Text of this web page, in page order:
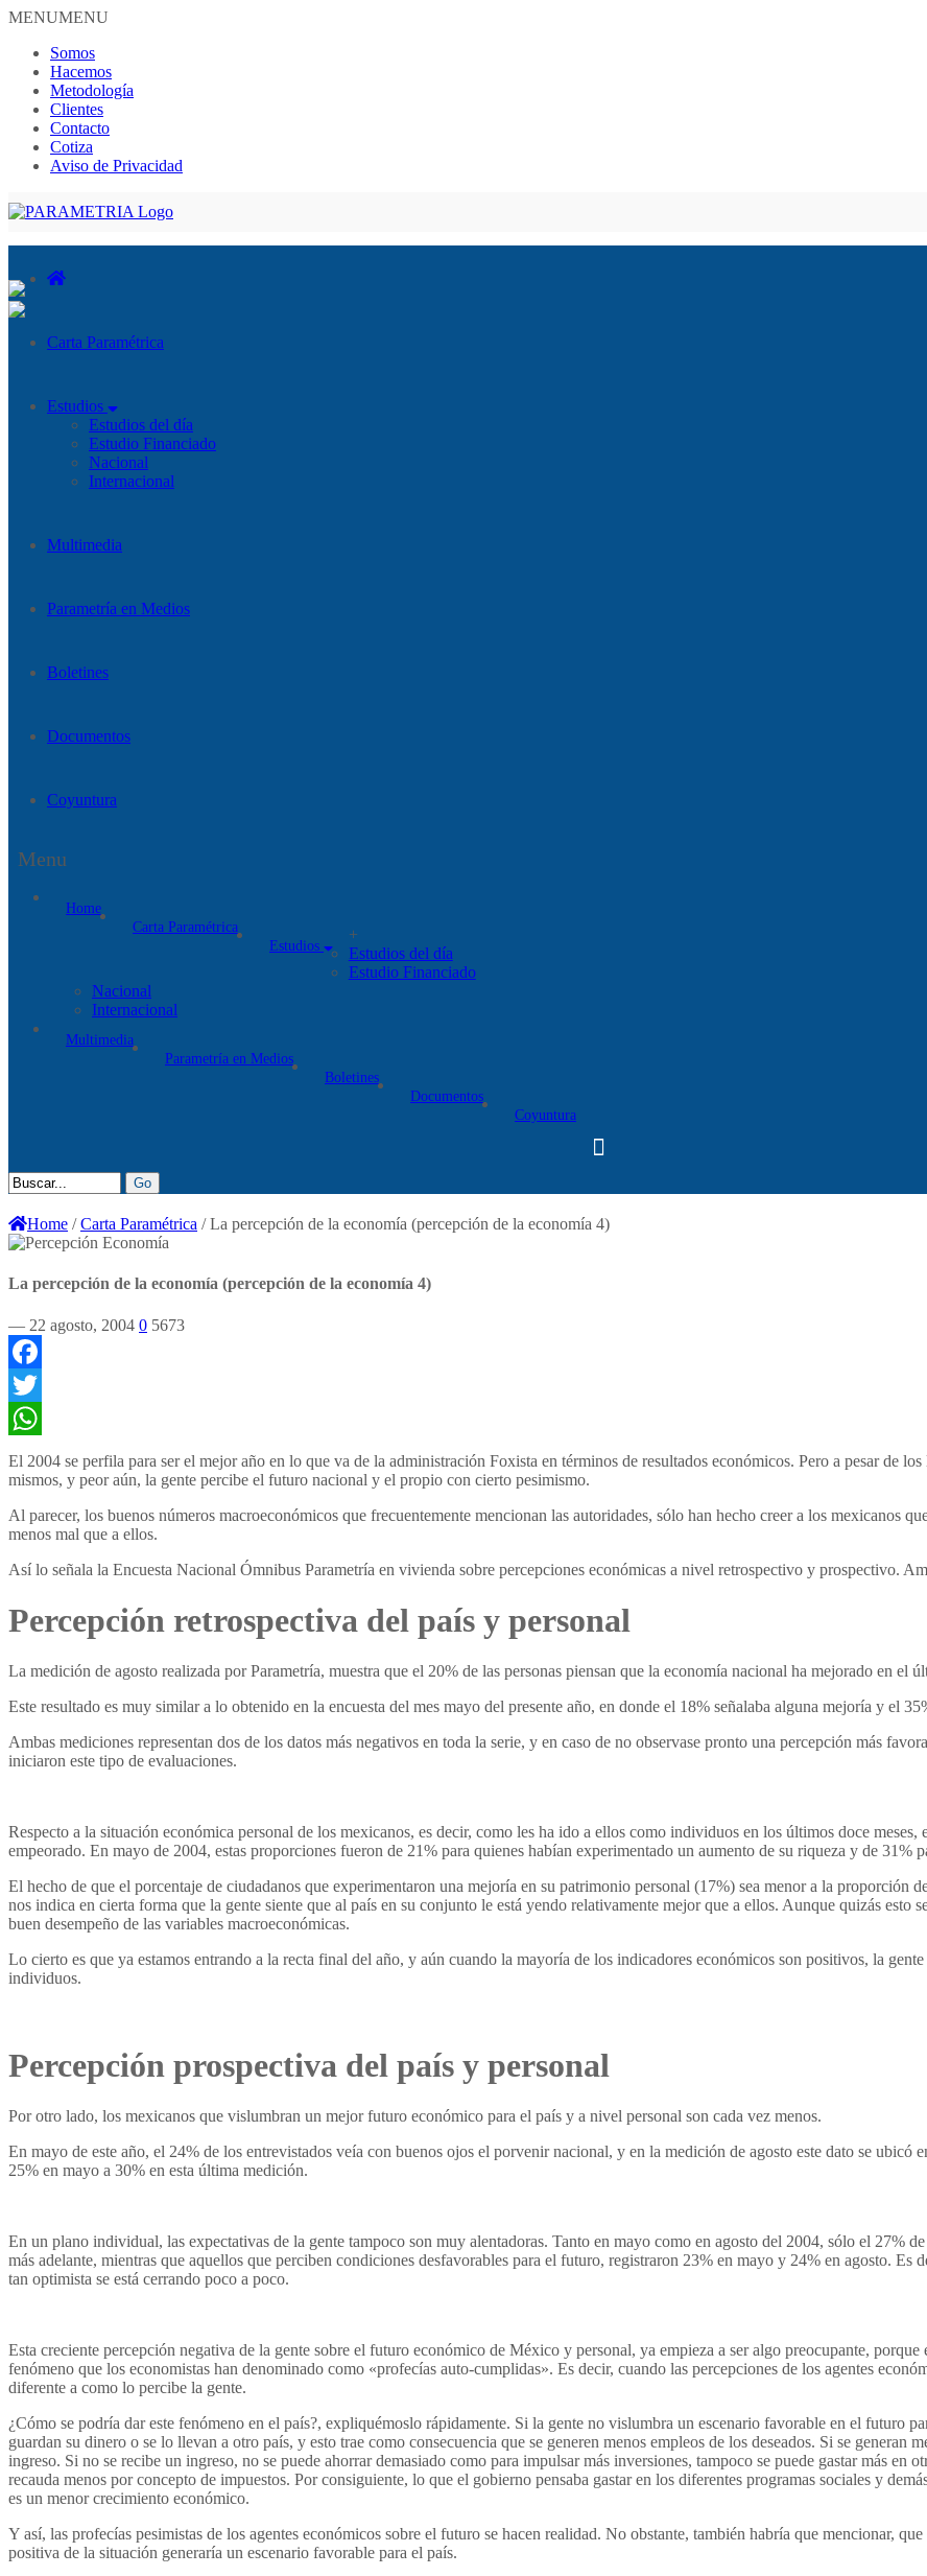
MENUMENU
Somos
Hacemos
Metodología
Clientes
Contacto
Cotiza
Aviso de Privacidad
PARAMETRIA
Carta Paramétrica
Estudios
Estudios del día
Estudio Financiado
Nacional
Internacional
Multimedia
Parametría en Medios
Boletines
Documentos
Coyuntura
Menu
Home
Carta Paramétrica
Estudios
+
Estudios del día
Estudio Financiado
Nacional
Internacional
Multimedia
Parametría en Medios
Boletines
Documentos
Coyuntura
Home /Carta Paramétrica /La percepción de la economía (percepción de la economía 4)
La percepción de la economía (percepción de la economía 4)
— 22 agosto, 2004 0 5673
Facebook
Twitter
WhatsApp
El 2004 se perfila para ser el mejor año en lo que va de la administración Foxista en términos de resultados económicos. Pero a pesar de
mismos, y peor aún, la gente percibe el futuro nacional y el propio con cierto pesimismo.
Al parecer, los buenos números macroeconómicos que frecuentemente mencionan las autoridades, sólo han hecho creer a los mexicanos
menos mal que a ellos.
Así lo señala la Encuesta Nacional Ómnibus Parametría en vivienda sobre percepciones económicas a nivel retrospectivo y prospectivo.
Percepción retrospectiva del país y personal
La medición de agosto realizada por Parametría, muestra que el 20% de las personas piensan que la economía nacional ha mejorado en el
Este resultado es muy similar a lo obtenido en la encuesta del mes mayo del presente año, en donde el 18% señalaba alguna mejoría y el
Ambas mediciones representan dos de los datos más negativos en toda la serie, y en caso de no observase pronto una percepción más
iniciaron este tipo de evaluaciones.
Respecto a la situación económica personal de los mexicanos, es decir, como les ha ido a ellos como individuos en los últimos doce
empeorado. En mayo de 2004, estas proporciones fueron de 21% para quienes habían experimentado un aumento de su riqueza y de 31%
El hecho de que el porcentaje de ciudadanos que experimentaron una mejoría en su patrimonio personal (17%) sea menor a la proporción
nos indica en cierta forma que la gente siente que al país en su conjunto le está yendo relativamente mejor que a ellos. Aunque quizás esto
buen desempeño de las variables macroeconómicas.
Lo cierto es que ya estamos entrando a la recta final del año, y aún cuando la mayoría de los indicadores económicos son positivos, la
individuos.
Percepción prospectiva del país y personal
Por otro lado, los mexicanos que vislumbran un mejor futuro económico para el país y a nivel personal son cada vez menos.
En mayo de este año, el 24% de los entrevistados veía con buenos ojos el porvenir nacional, y en la medición de agosto este dato se ubicó
25% en mayo a 30% en esta última medición.
En un plano individual, las expectativas de la gente tampoco son muy alentadoras. Tanto en mayo como en agosto del 2004, sólo el 27%
más adelante, mientras que aquellos que perciben condiciones desfavorables para el futuro, registraron 23% en mayo y 24% en agosto. Es
tan optimista se está cerrando poco a poco.
Esta creciente percepción negativa de la gente sobre el futuro económico de México y personal, ya empieza a ser algo preocupante,
fenómeno que los economistas han denominado como «profecías auto-cumplidas». Es decir, cuando las percepciones de los agentes
diferente a como lo percibe la gente.
¿Cómo se podría dar este fenómeno en el país?, expliquémoslo rápidamente. Si la gente no vislumbra un escenario favorable en el futuro
guardan su dinero o se lo llevan a otro país, y esto trae como consecuencia que se generen menos empleos de los deseados. Si se
ingreso. Si no se recibe un ingreso, no se puede ahorrar demasiado como para impulsar más inversiones, tampoco se puede gastar más en
recauda menos por concepto de impuestos. Por consiguiente, lo que el gobierno pensaba gastar en los diferentes programas sociales y
es un menor crecimiento económico.
Y así, las profecías pesimistas de los agentes económicos sobre el futuro se hacen realidad. No obstante, también habría que mencionar,
positiva de la situación generaría un escenario favorable para el país.